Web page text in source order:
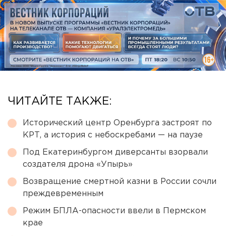
ЧИТАЙТЕ ТАКЖЕ:
Исторический центр Оренбурга застроят по
КРТ, а история с небоскребами — на паузе
Под Екатеринбургом диверсанты взорвали
создателя дрона «Упырь»
Возвращение смертной казни в России сочли
преждевременным
Режим БПЛА-опасности ввели в Пермском
крае